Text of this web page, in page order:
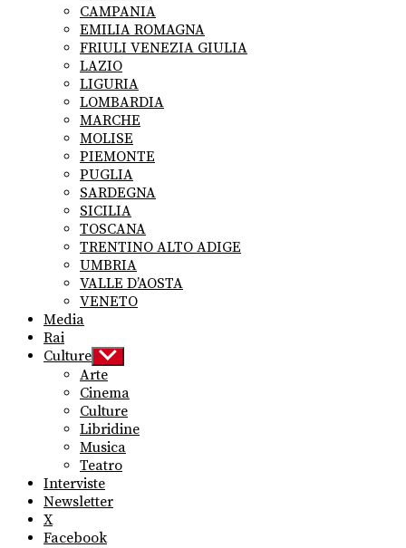
CAMPANIA
EMILIA ROMAGNA
FRIULI VENEZIA GIULIA
LAZIO
LIGURIA
LOMBARDIA
MARCHE
MOLISE
PIEMONTE
PUGLIA
SARDEGNA
SICILIA
TOSCANA
TRENTINO ALTO ADIGE
UMBRIA
VALLE D’AOSTA
VENETO
Media
Rai
Culture Show
sub
menu
Arte
Cinema
Culture
Libridine
Musica
Teatro
Interviste
Newsletter
X
Facebook